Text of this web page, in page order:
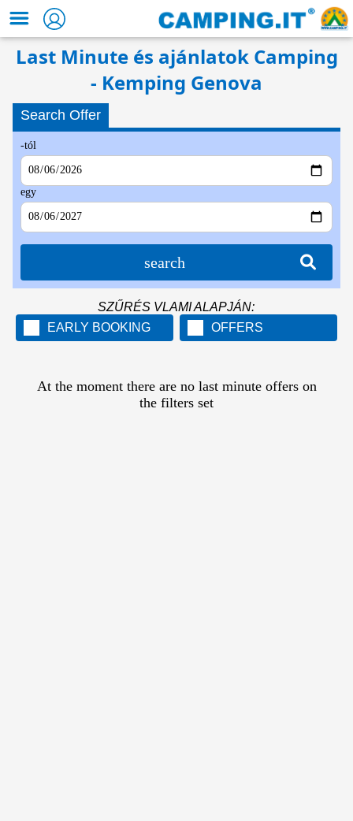
Last Minute és ajánlatok Camping
- Kemping Genova
Search Offer
-tól
egy
search
SZŰRÉS VLAMI ALAPJÁN:
EARLY BOOKING
OFFERS
At the moment there are no last minute offers on
the filters set